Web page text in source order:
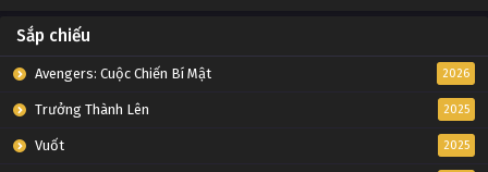
Sắp chiếu
Avengers: Cuộc Chiến Bí Mật 2026
Trưởng Thành Lên 2025
Vuốt 2025